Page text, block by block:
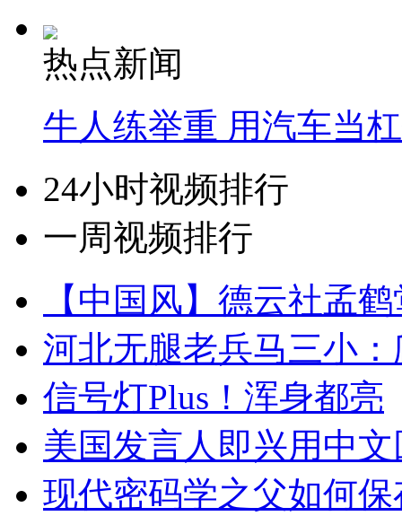
热点新闻
牛人练举重 用汽车当
24小时视频排行
一周视频排行
【中国风】德云社孟
河北无腿老兵马三小
信号灯Plus！浑身都亮
美国发言人即兴用中
现代密码学之父如何